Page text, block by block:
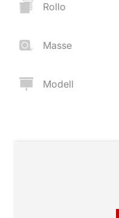
Rollo
Masse
Modell